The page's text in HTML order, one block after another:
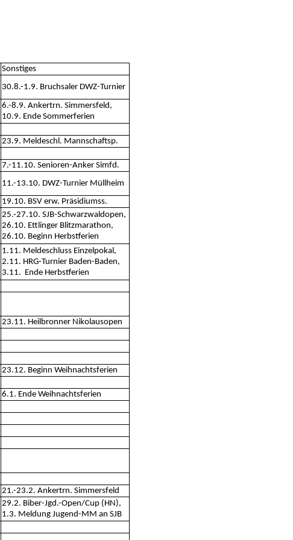
Sonstiges
30.8.-1.9. Bruchsaler DWZ-Turnier
6.-8.9. Ankertrn. Simmersfeld,
10.9. Ende Sommerferien
23.9. Meldeschl. Mannschaftsp.
7.-11.10. Senioren-Anker Simfd.
11.-13.10. DWZ-Turnier Müllheim
19.10. BSV erw. Präsidiumss.
25.-27.10. SJB-Schwarzwaldopen,
26.10. Ettlinger Blitzmarathon,
26.10. Beginn Herbstferien
1.11. Meldeschluss Einzelpokal,
2.11. HRG-Turnier Baden-Baden,
3.11. Ende Herbstferien
23.11. Heilbronner Nikolausopen
23.12. Beginn Weihnachtsferien
6.1. Ende Weihnachtsferien
21.-23.2. Ankertrn. Simmersfeld
29.2. Biber-Jgd.-Open/Cup (HN),
1.3. Meldung Jugend-MM an SJB